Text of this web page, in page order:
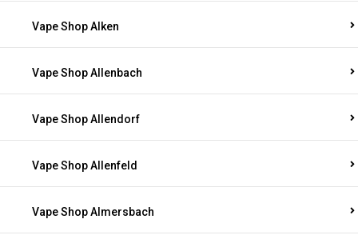
Vape Shop Alken
Vape Shop Allenbach
Vape Shop Allendorf
Vape Shop Allenfeld
Vape Shop Almersbach